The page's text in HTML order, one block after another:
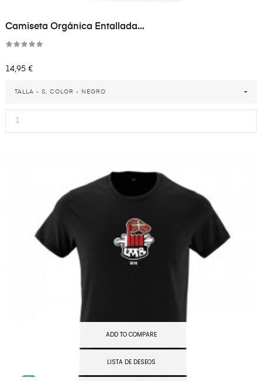
Camiseta Orgánica Entallada...
Precio
14,95 €
TALLA - S, COLOR - NEGRO
ADD TO COMPARE
LISTA DE DESEOS